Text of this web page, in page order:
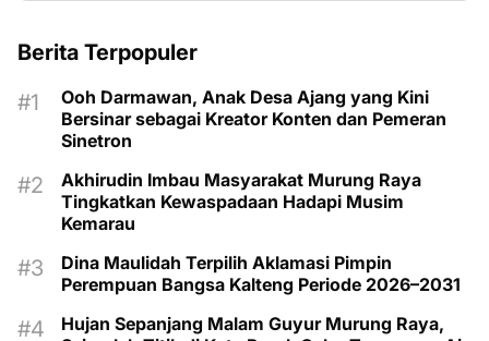
Berita Terpopuler
Ooh Darmawan, Anak Desa Ajang yang Kini
Bersinar sebagai Kreator Konten dan Pemeran
Sinetron
Akhirudin Imbau Masyarakat Murung Raya
Tingkatkan Kewaspadaan Hadapi Musim
Kemarau
Dina Maulidah Terpilih Aklamasi Pimpin
Perempuan Bangsa Kalteng Periode 2026–2031
Hujan Sepanjang Malam Guyur Murung Raya,